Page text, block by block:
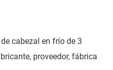
cabezal en frío de 3
proveedor, fábrica